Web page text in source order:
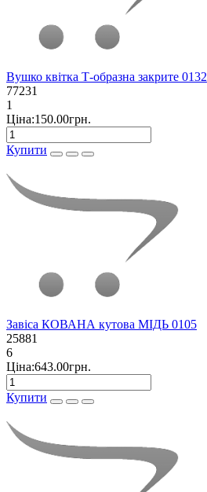
Вушко квітка Т-образна закрите 0132
77231
1
Ціна:150.00грн.
Купити
Завіса КОВАНА кутова МІДЬ 0105
25881
6
Ціна:643.00грн.
Купити